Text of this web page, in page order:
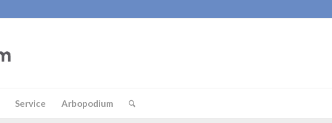
Service Arbopodium